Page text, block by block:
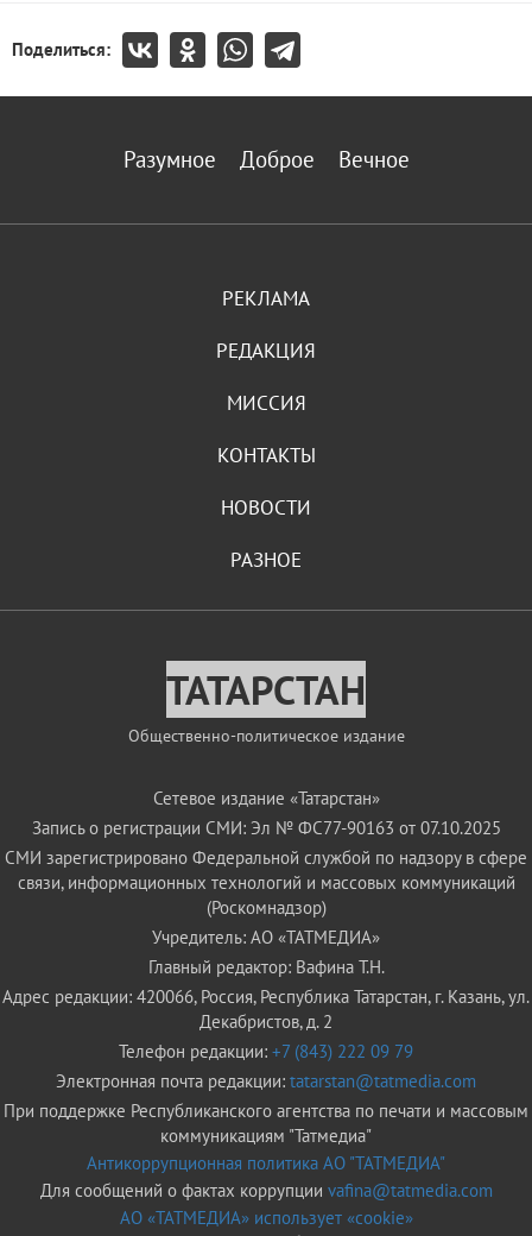
Поделиться:
Разумное Доброе Вечное
РЕКЛАМА
РЕДАКЦИЯ
МИССИЯ
КОНТАКТЫ
НОВОСТИ
РАЗНОЕ
ТАТАРСТАН
Общественно-политическое издание
Сетевое издание «Татарстан»
Запись о регистрации СМИ: Эл № ФС77-90163 от 07.10.2025
СМИ зарегистрировано Федеральной службой по надзору в сфере
связи, информационных технологий и массовых коммуникаций
(Роскомнадзор)
Учредитель: АО «ТАТМЕДИА»
Главный редактор: Вафина Т.Н.
Адрес редакции: 420066, Россия, Республика Татарстан, г. Казань, ул.
Декабристов, д. 2
Телефон редакции: +7 (843) 222 09 79
Электронная почта редакции: tatarstan@tatmedia.com
При поддержке Республиканского агентства по печати и массовым
коммуникациям "Татмедиа"
Антикоррупционная политика АО "ТАТМЕДИА"
Для сообщений о фактах коррупции vafina@tatmedia.com
АО «ТАТМЕДИА» использует «cookie»